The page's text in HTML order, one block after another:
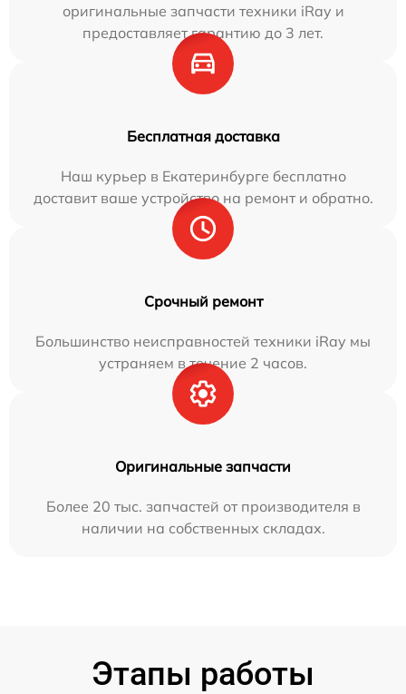
оригинальные запчасти техники iRay и
предоставляет гарантию до 3 лет.
Бесплатная доставка
Наш курьер в Екатеринбурге бесплатно
доставит ваше устройство на ремонт и обратно.
Срочный ремонт
Большинство неисправностей техники iRay мы
устраняем в течение 2 часов.
Оригинальные запчасти
Более 20 тыс. запчастей от производителя в
наличии на собственных складах.
Этапы работы